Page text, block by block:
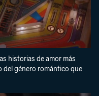
historias de amor más
del género romántico que